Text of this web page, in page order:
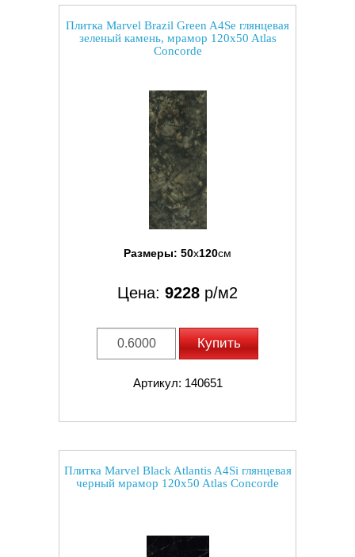
Плитка Marvel Brazil Green A4Se глянцевая
зеленый камень, мрамор 120x50 Atlas
Concorde
Размеры: 50x120см
Цена: 9228 р/м2
Купить
Артикул: 140651
Плитка Marvel Black Atlantis A4Si глянцевая
черный мрамор 120x50 Atlas Concorde